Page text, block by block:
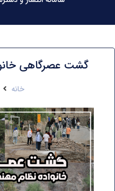
گشت عصرگاهی
خانه